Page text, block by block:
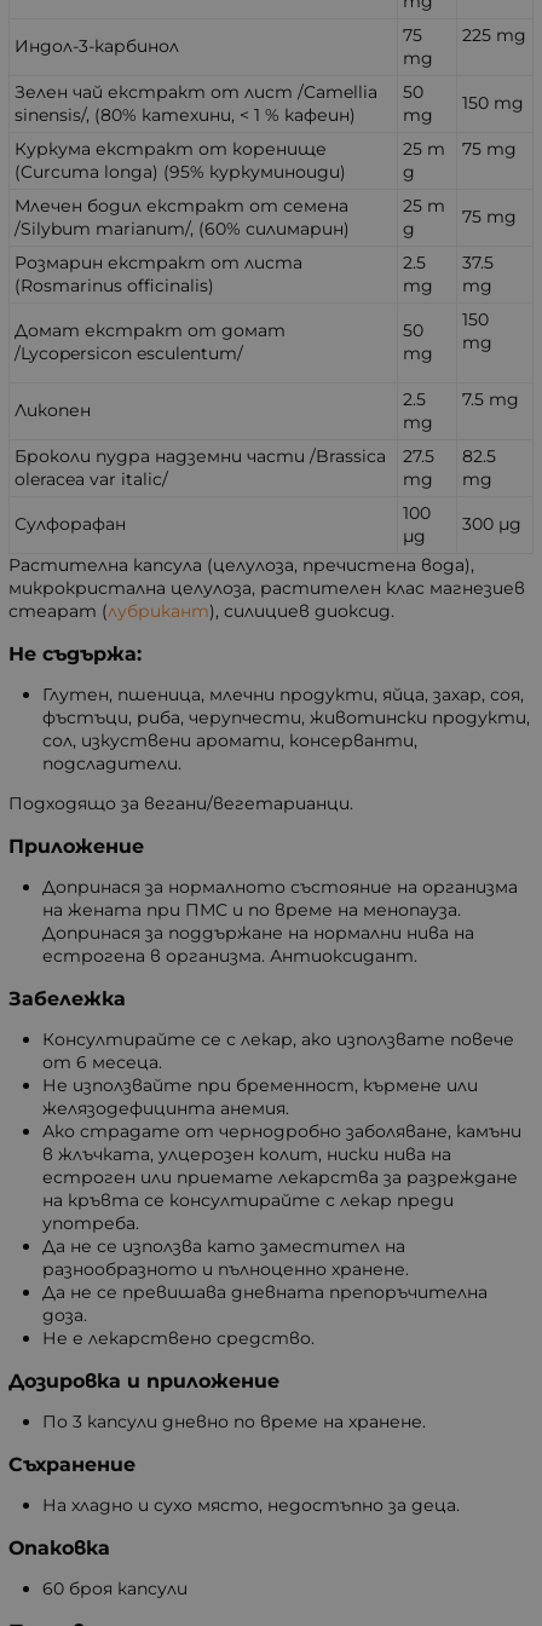
Индол-3-карбинол
75
mg
225 mg
Зелен чай екстракт от лист /Camellia
sinensis/, (80% катехини, < 1 % кафеин)
50
mg
150 mg
Куркума екстракт от коренище
(Curcuma longa) (95% куркуминоиди)
25 m
g
75 mg
Млечен бодил екстракт от семена
/Silybum marianum/, (60% силимарин)
25 m
g
75 mg
Розмарин екстракт от листа
(Rosmarinus officinalis)
2.5
mg
37.5
mg
Домат екстракт от домат
/Lycopersicon esculentum/
50
mg
150
mg
Ликопен
2.5
mg
7.5 mg
Броколи пудра надземни части /Brassica
oleracea var italic/
27.5
mg
82.5
mg
Сулфорафан
100
µg
300 µg
Растителна капсула (целулоза, пречистена вода),
микрокристална целулоза, растителен клас магнезиев
стеарат (лубрикант), силициев диоксид.
Не съдържа:
Глутен, пшеница, млечни продукти, яйца, захар, соя,
фъстъци, риба, черупчести, животински продукти,
сол, изкуствени аромати, консерванти,
подсладители.
Подходящо за вегани/вегетарианци.
Приложение
Допринася за нормалното състояние на организма
на жената при ПМС и по време на менопауза.
Допринася за поддържане на нормални нива на
естрогена в организма. Антиоксидант.
Забележка
Консултирайте се с лекар, ако използвате повече
от 6 месеца.
Не използвайте при бременност, кърмене или
желязодефицинта анемия.
Ако страдате от чернодробно заболяване, камъни
в жлъчката, улцерозен колит, ниски нива на
естроген или приемате лекарства за разреждане
на кръвта се консултирайте с лекар преди
употреба.
Да не се използва като заместител на
разнообразното и пълноценно хранене.
Да не се превишава дневната препоръчителна
доза.
Не е лекарствено средство.
Дозировка и приложение
По 3 капсули дневно по време на хранене.
Съхранение
На хладно и сухо място, недостъпно за деца.
Опаковка
60 броя капсули